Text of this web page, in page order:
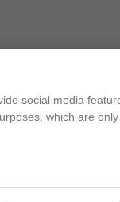
social media
which are